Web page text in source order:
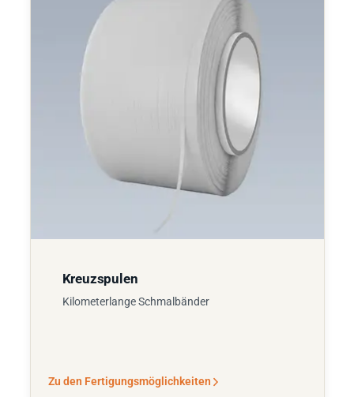
Kreuzspulen
Kilometerlange Schmalbänder
Zu den Fertigungsmöglichkeiten